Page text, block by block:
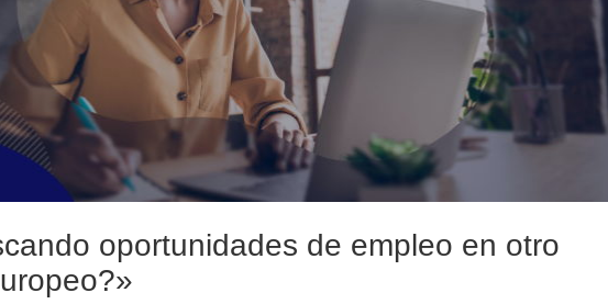
oportunidades de empleo en otro